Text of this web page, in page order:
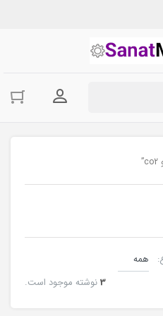
ورود به
3نوشته موجود است.